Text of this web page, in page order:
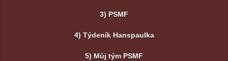
3) PSMF
4) Týdeník Hanspaulka
5) Můj tým PSMF